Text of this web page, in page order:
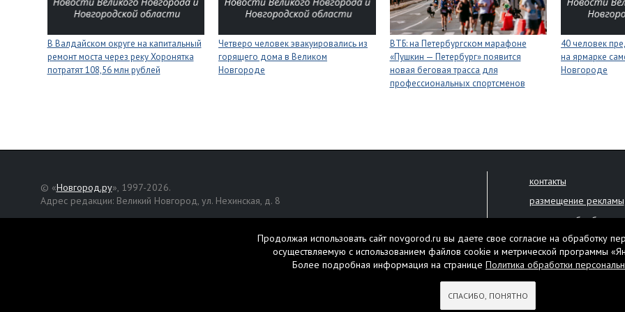
В Валдайском округе на капитальный
ремонт моста через реку Хоронятка
потратят 108,56 млн рублей
Четверо человек эвакуировались из
горящего дома в Великом
Новгороде
ВТБ: на Петербургском марафоне
«Пушкин — Петербург» появится
новая беговая трасса для
профессиональных спортсменов
40 человек
на ярмарке
Новгороде
© «Новгород.ру», 1997-2026.
Адрес редакции: Великий Новгород, ул. Нехинская, д. 8
, публикуются на правах рекламы.
контакты
размещение рекламы
политика обработки
Настоящий ресурс
Нашли ошибку?
Продолжая использовать сайт novgorod.ru вы даете свое согласие на обработку
осуществляемую с использованием файлов cookie и метрической программы
Более подробная информация на странице Политика обработки
СПАСИБО, ПОНЯТНО